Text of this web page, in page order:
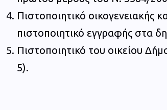
Πιστοποιητικό οικογενειακής
πιστοποιητικό εγγραφής στα
Πιστοποιητικό του οικείου
5).